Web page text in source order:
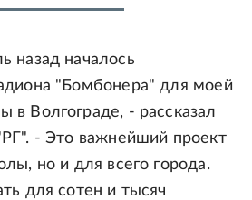
назад началось
"Бомбонера" для моей
в Волгограде, - рассказал
- Это важнейший проект
но и для всего города.
для сотен и тысяч